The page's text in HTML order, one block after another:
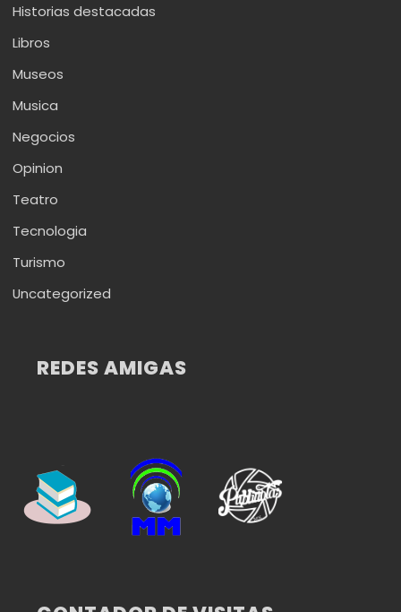
Historias destacadas
Libros
Museos
Musica
Negocios
Opinion
Teatro
Tecnologia
Turismo
Uncategorized
REDES AMIGAS